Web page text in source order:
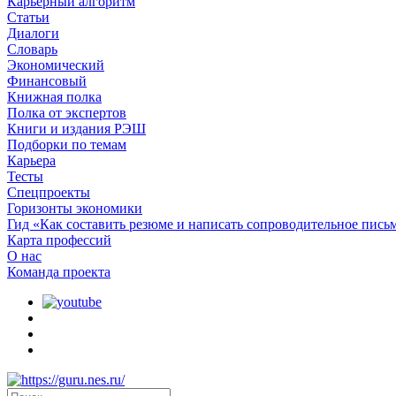
Статьи
Диалоги
Словарь
Экономический
Финансовый
Книжная полка
Полка от экспертов
Книги и издания РЭШ
Подборки по темам
Карьера
Тесты
Спецпроекты
Горизонты экономики
Гид «Как составить резюме и написать сопроводительное
Карта профессий
О наc
Команда проекта